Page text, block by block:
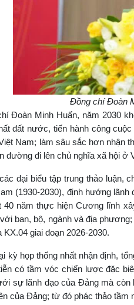
Đồng chí Đoàn
Đoàn Minh Huấn, năm 2030
đất nước, tiến hành công
Nam; làm sâu sắc hơn nhận
đường đi lên chủ nghĩa xã hội ở
đại biểu tập trung thảo luận,
(1930-2030), định hướng
40 năm thực hiện Cương lĩnh
ban, bộ, ngành và địa
KX.04 giai đoạn 2026-2030.
kỳ họp thống nhất nhận định,
có tầm vóc chiến lược đặc
sự lãnh đạo của Đảng mà còn
của Đảng; từ đó phác thảo tầm